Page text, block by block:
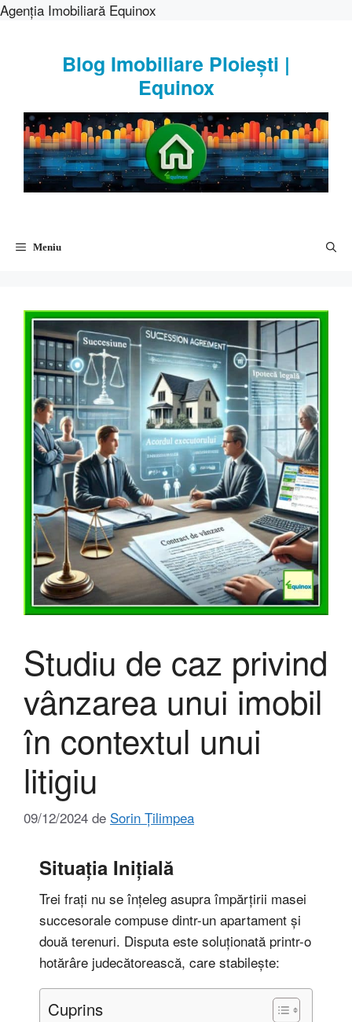
Agenția Imobiliară Equinox
Blog Imobiliare Ploiești |
Equinox
Meniu
Studiu de caz privind
vânzarea unui imobil
în contextul unui
litigiu
09/12/2024 de Sorin Țilimpea
Situația Inițială
Trei frați nu se înțeleg asupra împărțirii masei
succesorale compuse dintr-un apartament și
două terenuri. Disputa este soluționată printr-o
hotărâre judecătorească, care stabilește:
Cuprins